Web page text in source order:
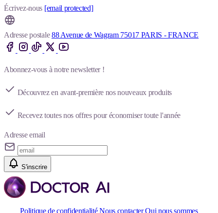
Écrivez-nous [email protected]
Adresse postale 88 Avenue de Wagram 75017 PARIS - FRANCE
Abonnez-vous à notre newsletter !
Découvrez en avant-première nos nouveaux produits
Recevez toutes nos offres pour économiser toute l'année
Adresse email
S'inscrire
Politique de confidentialité Nous contacter Qui nous sommes